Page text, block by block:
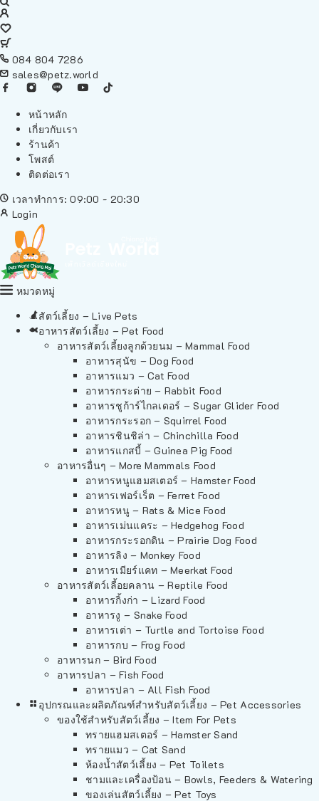
084 804 7286
sales@petz.world
หน้าหลัก
เกี่ยวกับเรา
ร้านค้า
โพสต์
ติดต่อเรา
เวลาทำการ: 09:00 - 20:30
Login
หมวดหมู่
สัตว์เลี้ยง – Live Pets
อาหารสัตว์เลี้ยง – Pet Food
อาหารสัตว์เลี้ยงลูกด้วยนม – Mammal Food
อาหารสุนัข – Dog Food
อาหารแมว – Cat Food
อาหารกระต่าย – Rabbit Food
อาหารชูก้าร์ไกลเดอร์ – Sugar Glider Food
อาหารกระรอก – Squirrel Food
อาหารชินชิล่า – Chinchilla Food
อาหารแกสบี้ – Guinea Pig Food
อาหารอื่นๆ – More Mammals Food
อาหารหนูแฮมสเตอร์ – Hamster Food
อาหารเฟอร์เร็ต – Ferret Food
อาหารหนู – Rats & Mice Food
อาหารเม่นแคระ – Hedgehog Food
อาหารกระรอกดิน – Prairie Dog Food
อาหารลิง – Monkey Food
อาหารเมียร์แคท – Meerkat Food
อาหารสัตว์เลี้อยคลาน – Reptile Food
อาหารกิ้งก่า – Lizard Food
อาหารงู – Snake Food
อาหารเต่า – Turtle and Tortoise Food
อาหารกบ – Frog Food
อาหารนก – Bird Food
อาหารปลา – Fish Food
อาหารปลา – All Fish Food
อุปกรณและผลิตภัณฑ์สำหรับสัตว์เลี้ยง – Pet Accessories
ของใช้สำหรับสัตว์เลี้ยง – Item For Pets
ทรายแฮมสเตอร์ – Hamster Sand
ทรายแมว – Cat Sand
ห้องน้ำสัตว์เลี้ยง – Pet Toilets
ชามและเครื่องป้อน – Bowls, Feeders & Watering
ของเล่นสัตว์เลี้ยง – Pet Toys